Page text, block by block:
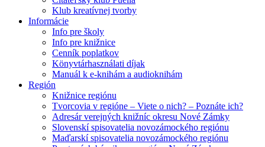
Klub kreatívnej tvorby
Informácie
Info pre školy
Info pre knižnice
Cenník poplatkov
Könyvtárhasználati díjak
Manuál k e-knihám a audioknihám
Región
Knižnice regiónu
Tvorcovia v regióne – Viete o nich? – Poznáte ich?
Adresár verejných knižníc okresu Nové Zámky
Slovenskí spisovatelia novozámockého regiónu
Maďarskí spisovatelia novozámockého regiónu